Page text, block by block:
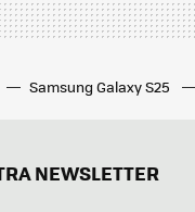
Samsung Galaxy S25
NEWSLETTER